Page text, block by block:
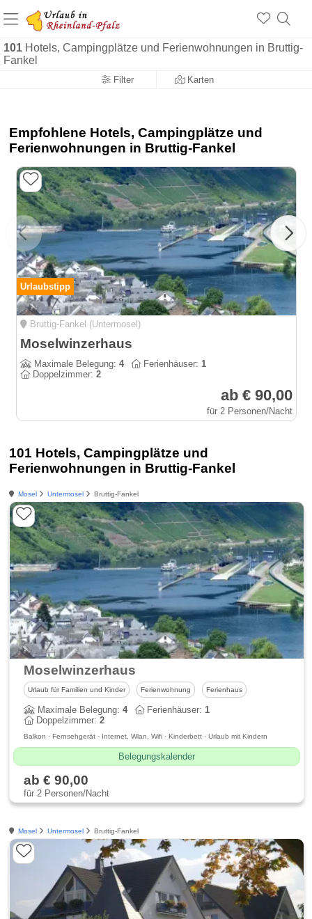
101 Hotels, Campingplätze und Ferienwohnungen in Bruttig-
Fankel
Filter Karten
+1.500 Unterkünfte in Rheinland-Pfalz
+1.000 Sehenswürdigkeiten
Über 25 Jahre online
Empfohlene Hotels, Campingplätze und
Ferienwohnungen in Bruttig-Fankel
Urlaubstipp
Bruttig-Fankel (Untermosel)
Moselwinzerhaus
Maximale Belegung:4 Ferienhäuser:1
Doppelzimmer:2
ab € 90,00
für 2 Personen/Nacht
101 Hotels, Campingplätze und
Ferienwohnungen in Bruttig-Fankel
Mosel Untermosel Bruttig-Fankel
Moselwinzerhaus
Urlaub für Familien und Kinder Ferienwohnung Ferienhaus
Maximale Belegung:4 Ferienhäuser:1
Doppelzimmer:2
Balkon · Fernsehgerät · Internet, Wlan, Wifi · Kinderbett · Urlaub mit Kindern
Belegungskalender
ab € 90,00
für 2 Personen/Nacht
Mosel Untermosel Bruttig-Fankel